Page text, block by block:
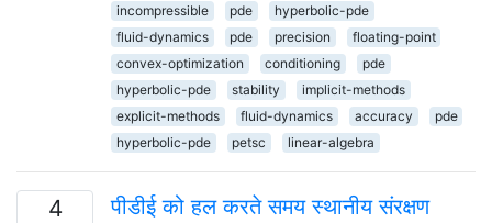
incompressible
pde
hyperbolic-pde
fluid-dynamics
pde precision
floating-point
convex-optimization
conditioning
pde
hyperbolic-pde
stability
implicit-methods
explicit-methods
fluid-dynamics accuracy
pde
hyperbolic-pde
petsc linear-algebra
4
पीडीई को हल करते समय स्थानीय संरक्षण